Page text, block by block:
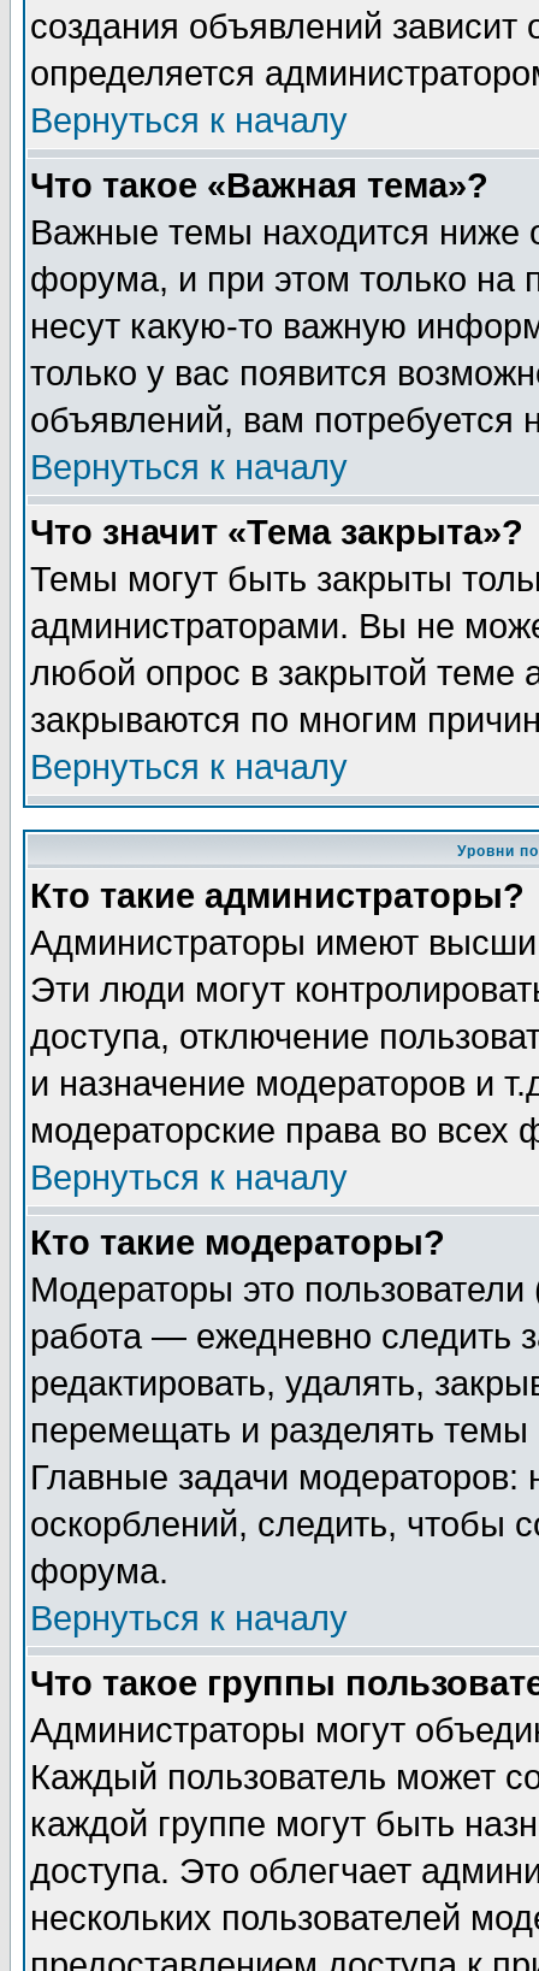
создания объявлений зависит
определяется
Вернуться к началу
Что такое «Важная тема»?
Важные темы находится ниже
форума, и при этом только на
несут какую-то важную
только у вас появится
объявлений, вам потребуется
Вернуться к началу
Что значит «Тема закрыта»?
Темы могут быть закрыты
администраторами. Вы не
любой опрос в закрытой теме
закрываются по многим
Вернуться к началу
Уровни
Кто такие администраторы?
Администраторы имеют
Эти люди могут
доступа, отключение
и назначение модераторов и
модераторские права во всех
Вернуться к началу
Кто такие модераторы?
Модераторы это
работа — ежедневно следить
редактировать, удалять,
перемещать и разделять
Главные задачи
оскорблений, следить, чтобы
форума.
Вернуться к началу
Что такое группы
Администраторы могут
Каждый пользователь может
каждой группе могут быть
доступа. Это облегчает
нескольких пользователей